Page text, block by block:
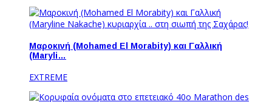
Μαροκινή (Mohamed El Morabity) και Γαλλική
(Maryli…
EXTREME